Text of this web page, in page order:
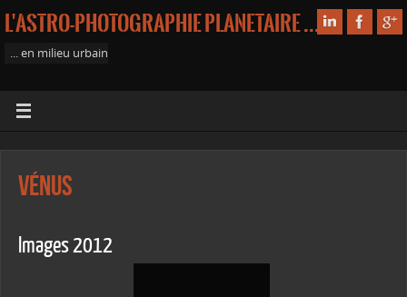
L'astro-photographie planetaire ...
... en milieu urbain
Vénus
Images 2012